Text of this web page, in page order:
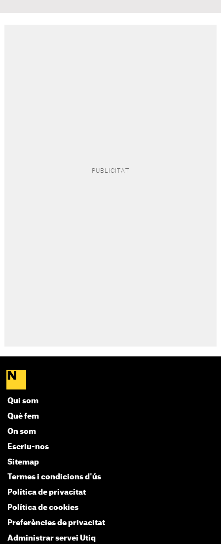
Qui som
Què fem
On som
Escriu-nos
Sitemap
Termes i condicions d'ús
Política de privacitat
Política de cookies
Preferències de privacitat
Administrar servei Utiq